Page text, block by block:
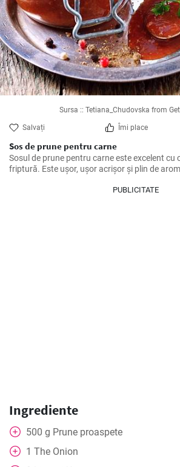
Sursa :: Tetiana_Chudovska from
Salvați Îmi place
Sos de prune pentru carne
Sosul de prune pentru carne este excelent cu
friptură. Este ușor, ușor acrișor și plin de
PUBLICITATE
Ingrediente
500 g Prune proaspete
1 The Onion